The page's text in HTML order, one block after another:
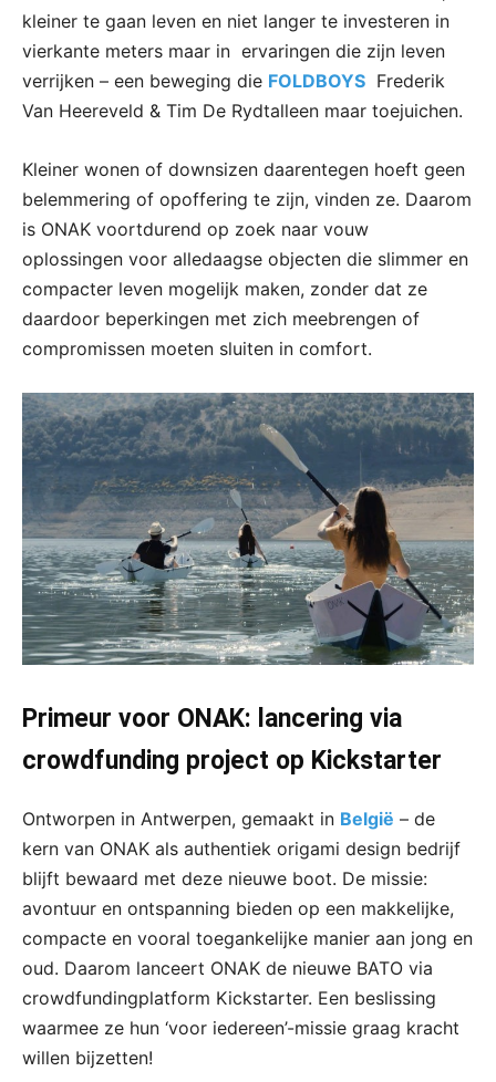
kleiner te gaan leven en niet langer te investeren in
vierkante meters maar in ervaringen die zijn leven
verrijken – een beweging die FOLDBOYS Frederik
Van Heereveld & Tim De Rydtalleen maar toejuichen.
Kleiner wonen of downsizen daarentegen hoeft geen
belemmering of opoffering te zijn, vinden ze. Daarom
is ONAK voortdurend op zoek naar vouw
oplossingen voor alledaagse objecten die slimmer en
compacter leven mogelijk maken, zonder dat ze
daardoor beperkingen met zich meebrengen of
compromissen moeten sluiten in comfort.
Primeur voor ONAK: lancering via
crowdfunding project op Kickstarter
Ontworpen in Antwerpen, gemaakt in België – de
kern van ONAK als authentiek origami design bedrijf
blijft bewaard met deze nieuwe boot. De missie:
avontuur en ontspanning bieden op een makkelijke,
compacte en vooral toegankelijke manier aan jong en
oud. Daarom lanceert ONAK de nieuwe BATO via
crowdfundingplatform Kickstarter. Een beslissing
waarmee ze hun ‘voor iedereen’-missie graag kracht
willen bijzetten!